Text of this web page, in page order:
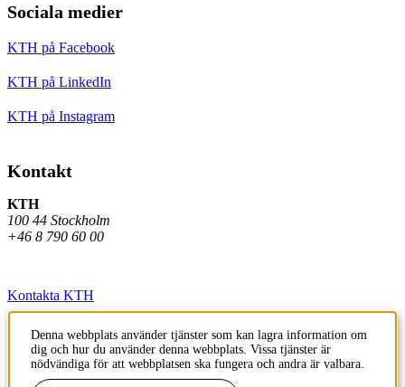
Sociala medier
KTH på Facebook
KTH på LinkedIn
KTH på Instagram
Kontakt
KTH
100 44 Stockholm
+46 8 790 60 00
Kontakta KTH
Jobba på KTH
Press och media
Denna webbplats använder tjänster som kan lagra information om
dig och hur du använder denna webbplats. Vissa tjänster är
nödvändiga för att webbplatsen ska fungera och andra är valbara.